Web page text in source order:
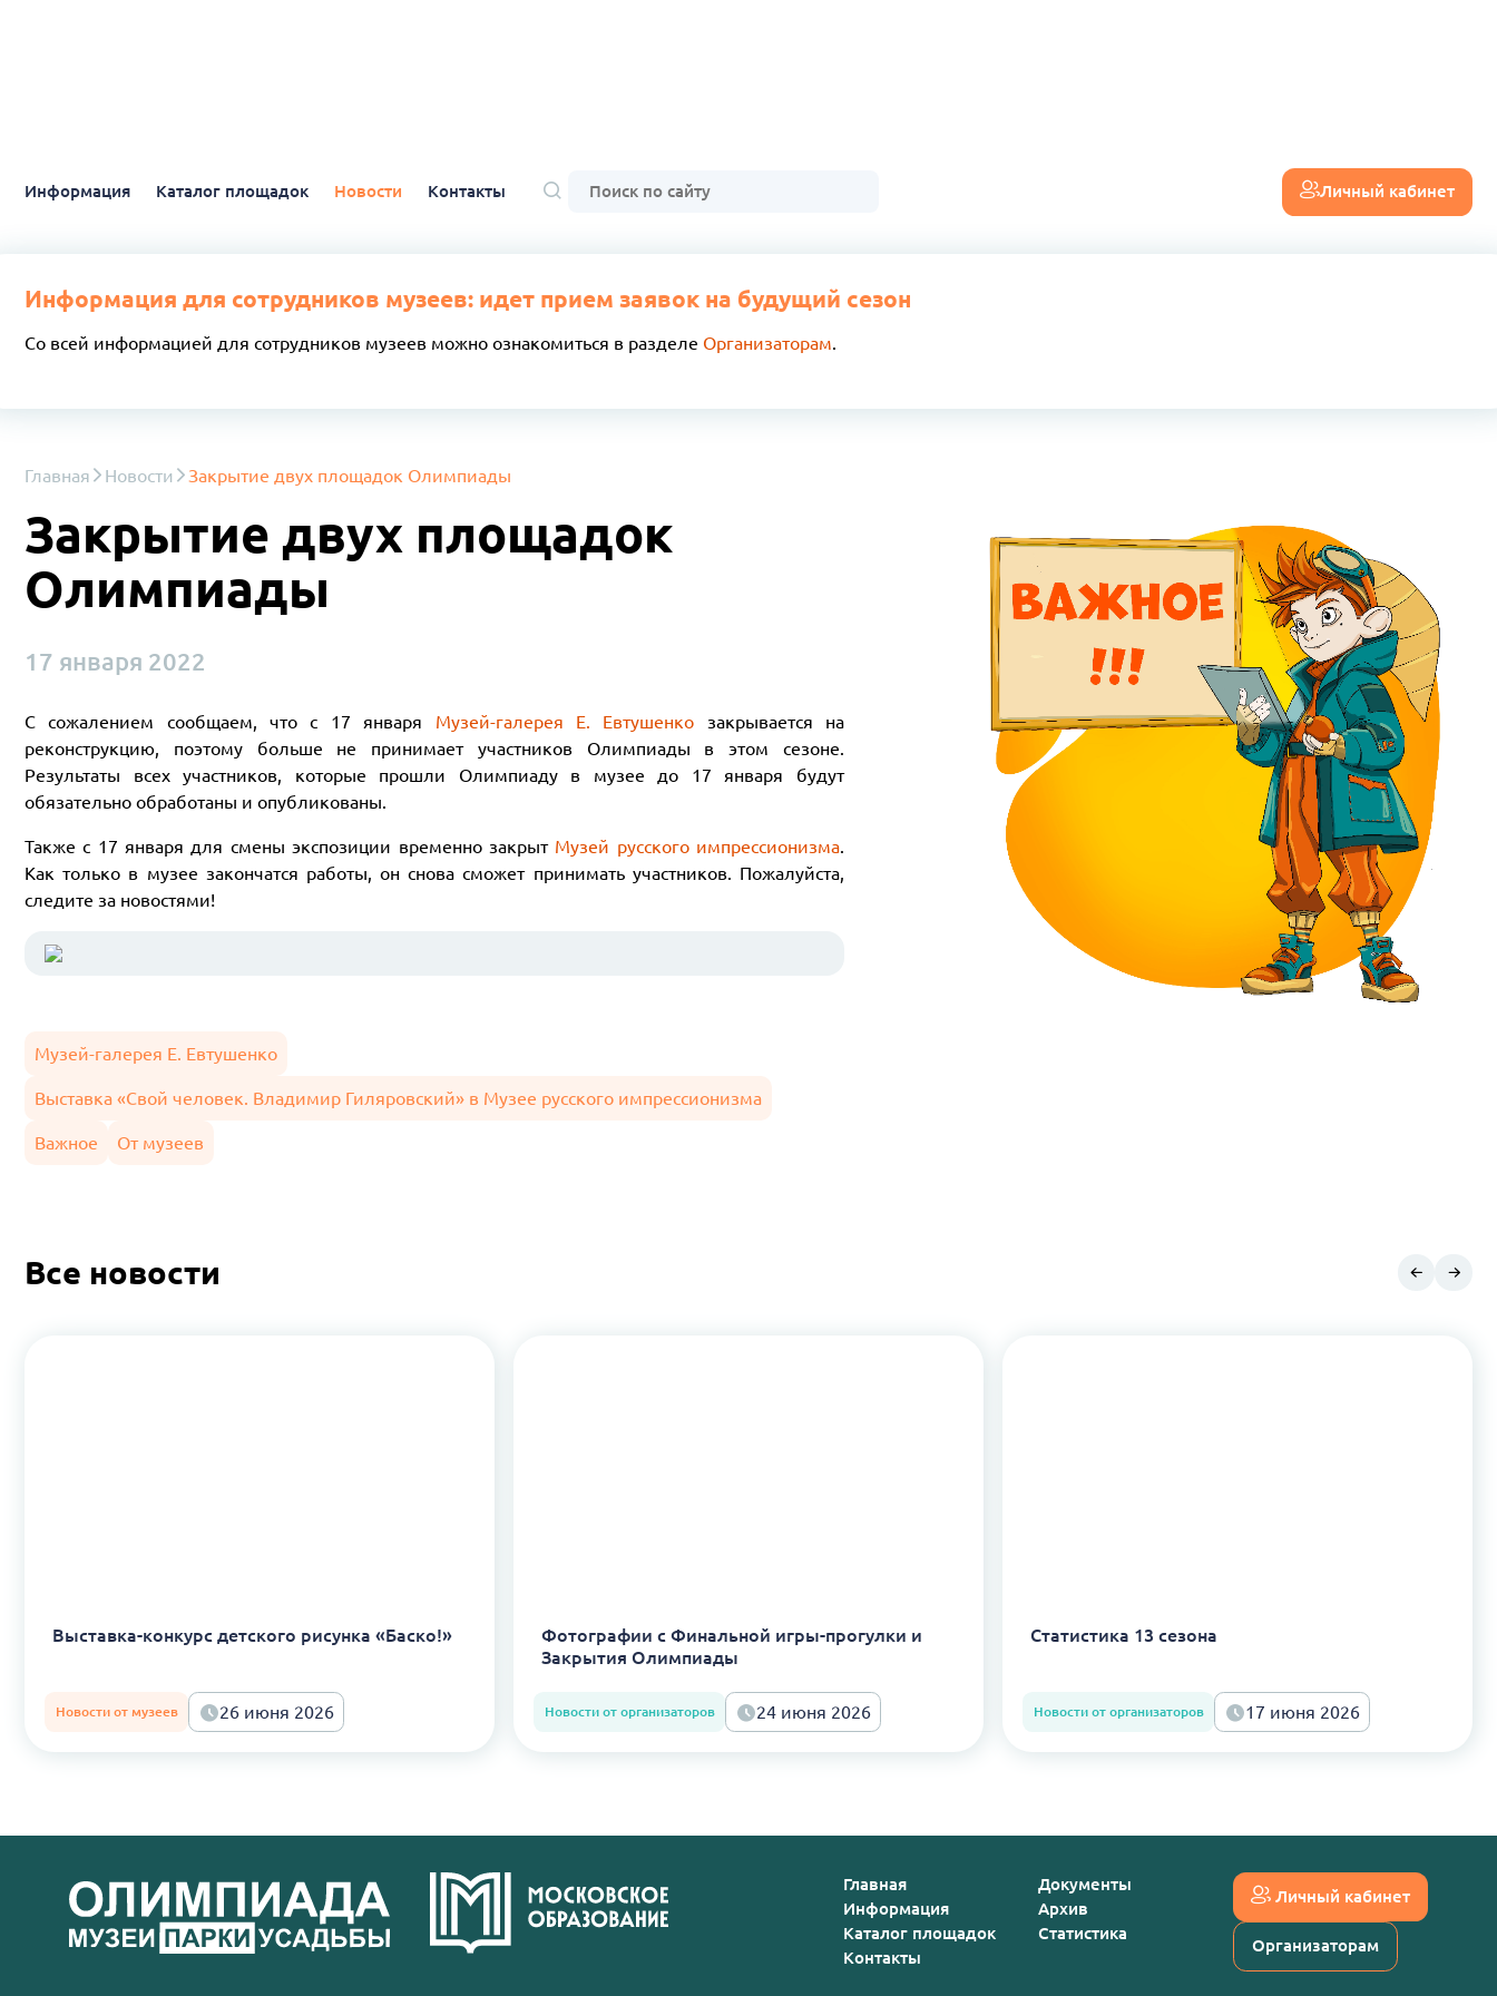
Информация Каталог площадок Новости Контакты Личный кабинет
Информация для сотрудников музеев: идет прием заявок на будущий сезон
Со всей информацией для сотрудников музеев можно ознакомиться в разделе Организаторам.
Главная Новости Закрытие двух площадок Олимпиады
Закрытие двух площадок
Олимпиады
17 января 2022
С сожалением сообщаем, что с 17 января Музей-галерея Е. Евтушенко закрывается на
реконструкцию, поэтому больше не принимает участников Олимпиады в этом сезоне.
Результаты всех участников, которые прошли Олимпиаду в музее до 17 января будут
обязательно обработаны и опубликованы.
Также с 17 января для смены экспозиции временно закрыт Музей русского импрессионизма
Как только в музее закончатся работы, он снова сможет принимать участников. Пожалуйста,
следите за новостями!
Музей-галерея Е. Евтушенко
Выставка «Свой человек. Владимир Гиляровский» в Музее русского импрессионизма
Важное От музеев
Все новости
Выставка-конкурс детского рисунка «Баско!»
Новости от музеев 26 июня 2026
Фотографии с Финальной игры-прогулки и
Закрытия Олимпиады
Новости от организаторов 24 июня 2026
Статистика 13 сезона
Новости от организаторов 17 июня 2026
Главная
Информация
Каталог площадок
Контакты
Документы
Архив
Статистика
Личный кабинет
Организаторам